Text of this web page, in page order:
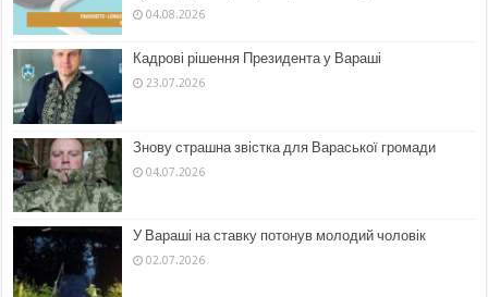
04.08.2026
Кадрові рішення Президента у Вараші
23.07.2026
Знову страшна звістка для Вараської громади
04.07.2026
У Вараші на ставку потонув молодий чоловік
02.07.2026